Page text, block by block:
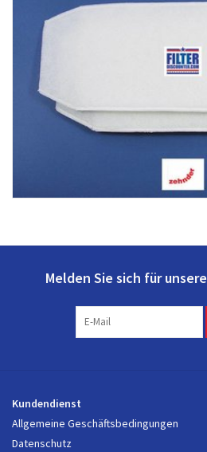
Melden Sie sich für
Kundendienst
Allgemeine Geschäftsbedingungen
Datenschutz